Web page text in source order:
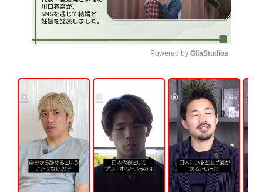
n
m
u
t
e
Powered by GliaStudios